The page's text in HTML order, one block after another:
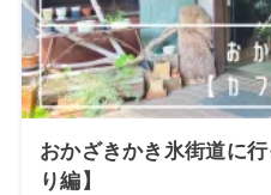
おかざきかき氷街道に
り編】